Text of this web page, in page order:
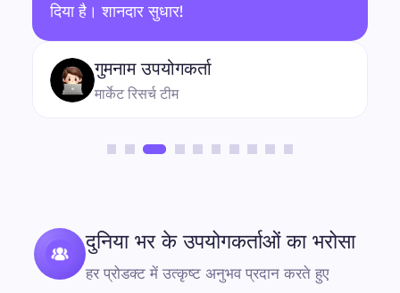
दिया है। शानदार सुधार!
गुमनाम उपयोगकर्ता
मार्केट रिसर्च टीम
दुनिया भर के उपयोगकर्ताओं का भरोसा
हर प्रोडक्ट में उत्कृष्ट अनुभव प्रदान करते हुए